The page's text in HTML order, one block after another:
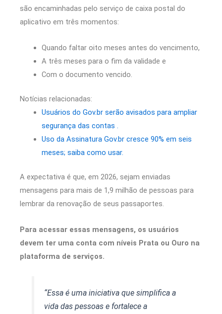
são encaminhadas pelo serviço de caixa postal do
aplicativo em três momentos:
Quando faltar oito meses antes do vencimento,
A três meses para o fim da validade e
Com o documento vencido.
Notícias relacionadas:
Usuários do Gov.br serão avisados para ampliar
segurança das contas .
Uso da Assinatura Gov.br cresce 90% em seis
meses; saiba como usar.
A expectativa é que, em 2026, sejam enviadas
mensagens para mais de 1,9 milhão de pessoas para
lembrar da renovação de seus passaportes.
Para acessar essas mensagens, os usuários
devem ter uma conta com níveis Prata ou Ouro na
plataforma de serviços.
“Essa é uma iniciativa que simplifica a
vida das pessoas e fortalece a